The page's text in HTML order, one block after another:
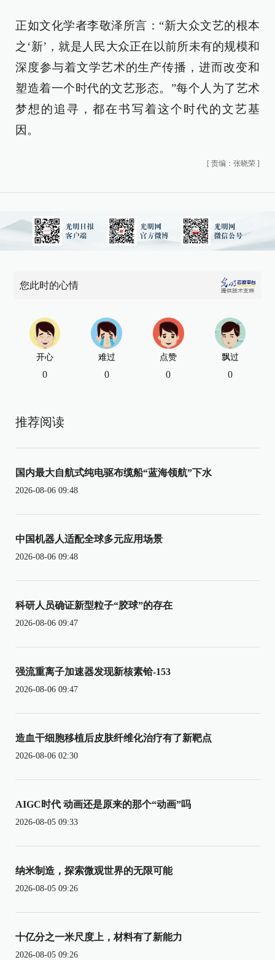
正如文化学者李敬泽所言：“新大众文艺的根本
之‘新’，就是人民大众正在以前所未有的规模和
深度参与着文学艺术的生产传播，进而改变和
塑造着一个时代的文艺形态。”每个人为了艺术
梦想的追寻，都在书写着这个时代的文艺基
因。
[ 责编：张晓荣 ]
您此时的心情
开心
0
难过
0
点赞
0
飘过
0
推荐阅读
国内最大自航式纯电驱布缆船“蓝海领航”下水
2026-08-06 09:48
中国机器人适配全球多元应用场景
2026-08-06 09:48
科研人员确证新型粒子“胶球”的存在
2026-08-06 09:47
强流重离子加速器发现新核素铪-153
2026-08-06 09:47
造血干细胞移植后皮肤纤维化治疗有了新靶点
2026-08-06 02:30
AIGC时代 动画还是原来的那个“动画”吗
2026-08-05 09:33
纳米制造，探索微观世界的无限可能
2026-08-05 09:26
十亿分之一米尺度上，材料有了新能力
2026-08-05 09:26